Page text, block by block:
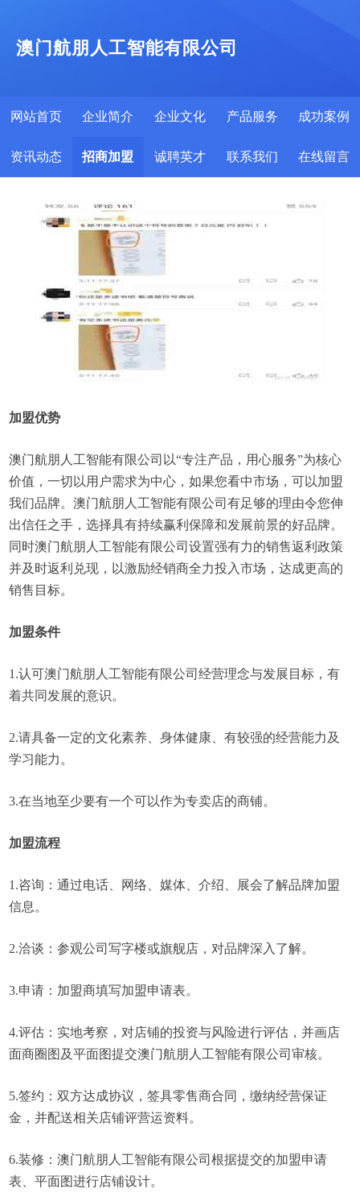
澳门航朋人工智能有限公司
网站首页 企业简介 企业文化 产品服务 成功案例
资讯动态 招商加盟 诚聘英才 联系我们 在线留言
加盟优势
澳门航朋人工智能有限公司以“专注产品，用心服务”为核心
价值，一切以用户需求为中心，如果您看中市场，可以加盟
我们品牌。澳门航朋人工智能有限公司有足够的理由令您伸
出信任之手，选择具有持续赢利保障和发展前景的好品牌。
同时澳门航朋人工智能有限公司设置强有力的销售返利政策
并及时返利兑现，以激励经销商全力投入市场，达成更高的
销售目标。
加盟条件
1.认可澳门航朋人工智能有限公司经营理念与发展目标，有
着共同发展的意识。
2.请具备一定的文化素养、身体健康、有较强的经营能力及
学习能力。
3.在当地至少要有一个可以作为专卖店的商铺。
加盟流程
1.咨询：通过电话、网络、媒体、介绍、展会了解品牌加盟
信息。
2.洽谈：参观公司写字楼或旗舰店，对品牌深入了解。
3.申请：加盟商填写加盟申请表。
4.评估：实地考察，对店铺的投资与风险进行评估，并画店
面商圈图及平面图提交澳门航朋人工智能有限公司审核。
5.签约：双方达成协议，签具零售商合同，缴纳经营保证
金，并配送相关店铺评营运资料。
6.装修：澳门航朋人工智能有限公司根据提交的加盟申请
表、平面图进行店铺设计。